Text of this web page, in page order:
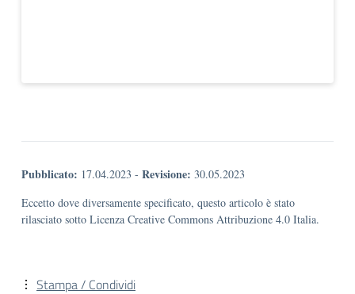
Pubblicato: 17.04.2023 - Revisione: 30.05.2023
Eccetto dove diversamente specificato, questo articolo è stato
rilasciato sotto Licenza Creative Commons Attribuzione 4.0 Italia.
Stampa / Condividi